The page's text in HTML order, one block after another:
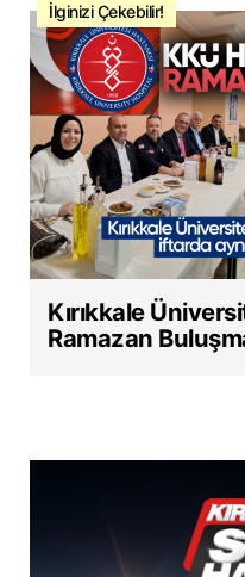
İlginizi Çekebilir!
Kırıkkale
Ramazan